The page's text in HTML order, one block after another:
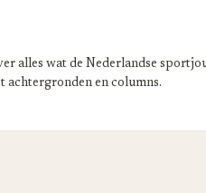
alles wat de Nederlandse
achtergronden en columns.